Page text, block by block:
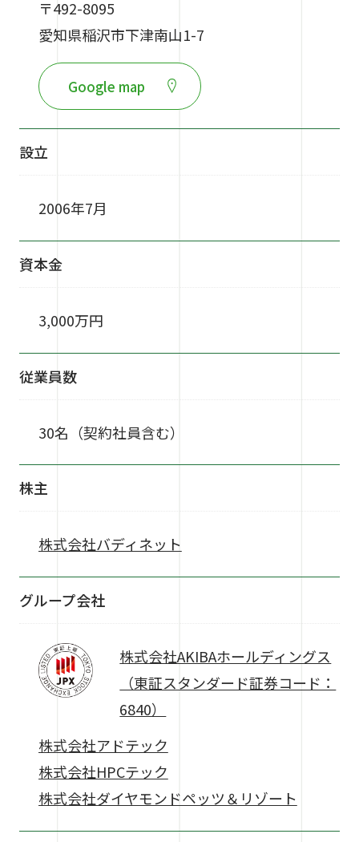
〒492-8095
愛知県稲沢市下津南山1-7
Google map
設立
2006年7月
資本金
3,000万円
従業員数
30名（契約社員含む）
株主
株式会社バディネット
グループ会社
株式会社AKIBAホールディングス
（東証スタンダード証券コード：
6840）
株式会社アドテック
株式会社HPCテック
株式会社ダイヤモンドペッツ＆リゾート